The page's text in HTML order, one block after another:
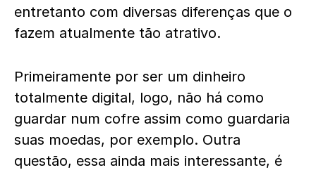
entretanto com diversas diferenças que o
fazem atualmente tão atrativo.
Primeiramente por ser um dinheiro
totalmente digital, logo, não há como
guardar num cofre assim como guardaria
suas moedas, por exemplo. Outra
questão, essa ainda mais interessante, é